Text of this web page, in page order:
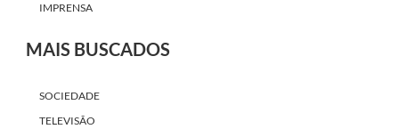
IMPRENSA
MAIS BUSCADOS
SOCIEDADE
TELEVISÃO